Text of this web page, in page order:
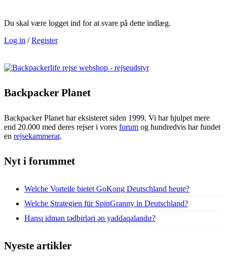
Du skal være logget ind for at svare på dette indlæg.
Log in /Register
Backpacker Planet
Backpacker Planet har eksisteret siden 1999. Vi har hjulpet mere
end 20.000 med deres rejser i vores forum og hundredvis har fundet
en rejsekammerat.
Nyt i forummet
Welche Vorteile bietet GoKong Deutschland heute?
Welche Strategien für SpinGranny in Deutschland?
Hansı idman tədbirləri ən yaddaqalandır?
Nyeste artikler